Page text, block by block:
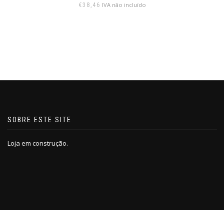
€38,46 IVA não incluído
SOBRE ESTE SITE
Loja em construção.